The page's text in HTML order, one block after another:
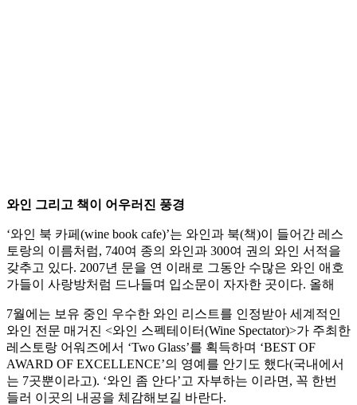
와인 그리고 책이 어우러진 풍경
‘와인 북 카페(wine book cafe)’는 와인과 북(책)이 들어간 레스
토랑의 이름처럼, 740여 종의 와인과 300여 권의 와인 서적을
갖추고 있다. 2007년 문을 연 이래로 그동안 수많은 와인 애호
가들이 사랑방처럼 드나들며 입소문이 자자한 곳이다. 올해
7월에는 보유 중인 우수한 와인 리스트를 인정받아 세계적인
와인 전문 매거진 <와인 스펙테이터(Wine Spectator)>가 주최한
레스토랑 어워즈에서 ‘Two Glass’를 획득하며 ‘BEST OF
AWARD OF EXCELLENCE’의 영예를 안기도 했다(국내에서
는 7곳뿐이라고). ‘와인 좀 안다’고 자부하는 이라면, 꼭 한번
들러 이곳의 내공을 체감해보길 바란다.